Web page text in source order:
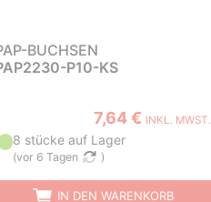
BUCHSEN
P10-KS
7,64 € INKL. MWST.
8 stücke auf Lager
(vor 6 Tagen )
IN DEN WARENKORB